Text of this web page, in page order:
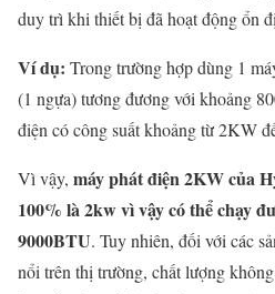
duy trì khi thiết bị đã hoạt động ổn
Ví dụ: Trong trường hợp dùng 1
(1 ngựa) tương đương với khoảng
điện có công suất khoảng từ 2KW
Vì vậy, máy phát điện 2KW của
100% là 2kw vì vậy có thể chạy
9000BTU. Tuy nhiên, đối với các
nổi trên thị trường, chất lượng